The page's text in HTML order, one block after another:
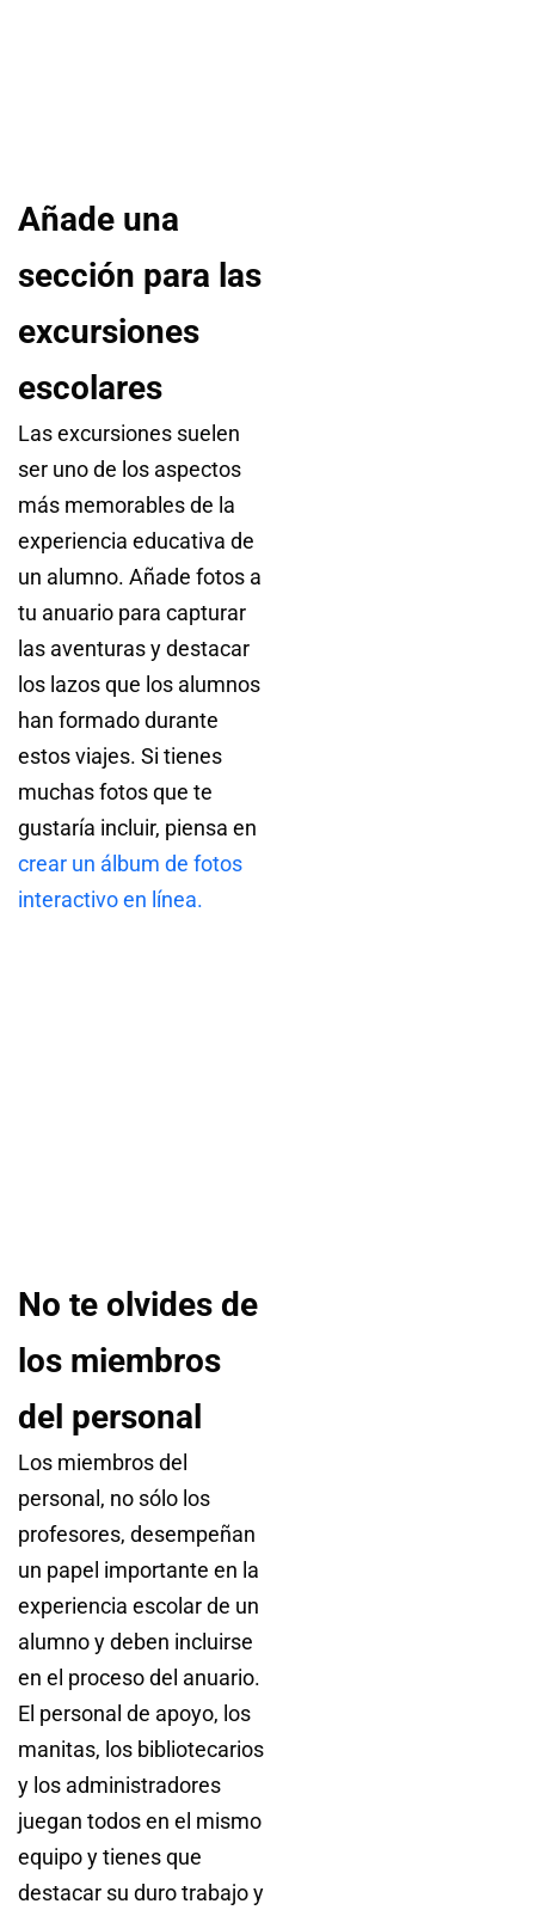
Añade una
sección para las
excursiones
escolares
Las excursiones suelen
ser uno de los aspectos
más memorables de la
experiencia educativa de
un alumno. Añade fotos a
tu anuario para capturar
las aventuras y destacar
los lazos que los alumnos
han formado durante
estos viajes. Si tienes
muchas fotos que te
gustaría incluir, piensa en
crear un álbum de fotos
interactivo en línea.
No te olvides de
los miembros
del personal
Los miembros del
personal, no sólo los
profesores, desempeñan
un papel importante en la
experiencia escolar de un
alumno y deben incluirse
en el proceso del anuario.
El personal de apoyo, los
manitas, los bibliotecarios
y los administradores
juegan todos en el mismo
equipo y tienes que
destacar su duro trabajo y